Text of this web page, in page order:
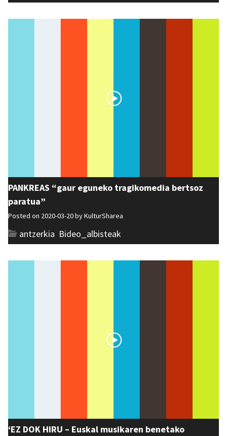
PANKREAS “gaur eguneko tragikomedia bertsoz
paratua”
Posted on 2020-03-20 byKulturSharea
antzerkia Bideo_albisteak
‘EZ DOK HIRU – Euskal musikaren benetako